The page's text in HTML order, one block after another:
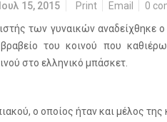
Ιουλ 15, 2015 Print Email 0
των γυναικών αναδείχθηκε ο
του κοινού που
στο ελληνικό μπάσκετ.
ο οποίος ήταν και μέλος της